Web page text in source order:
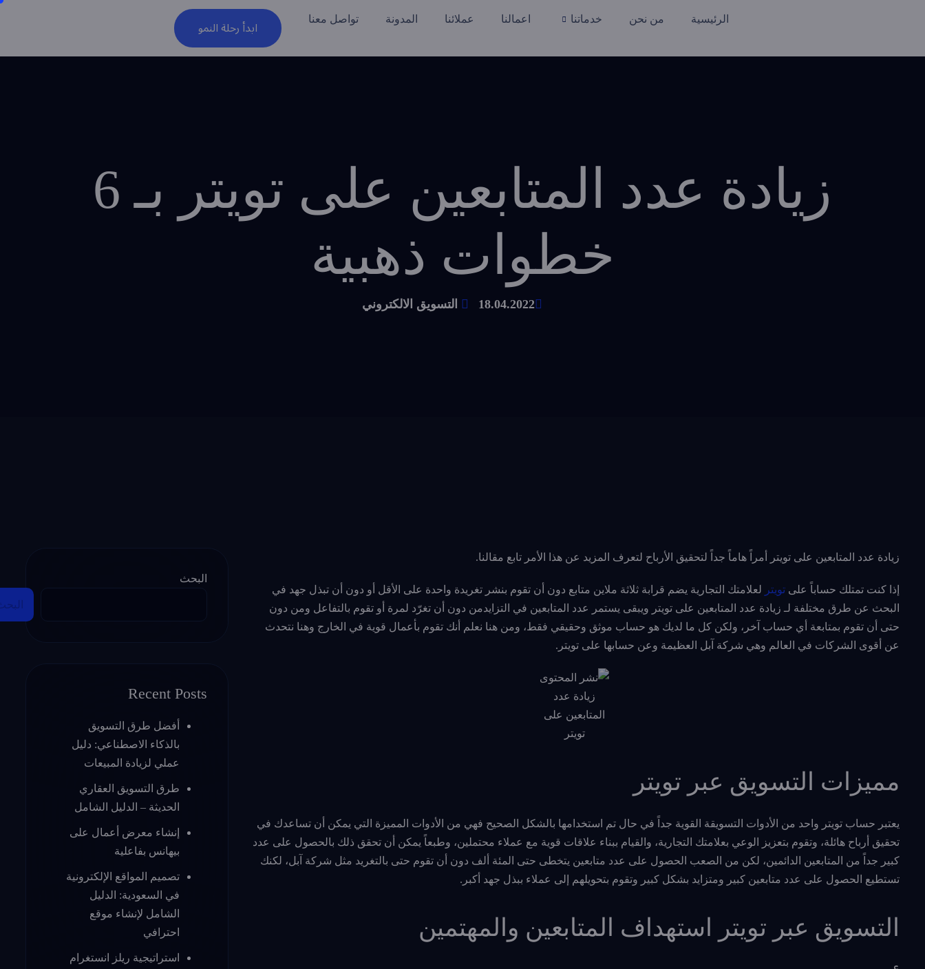
الرئيسية من نحن خدماتنا اعمالنا عملائنا المدونة تواصل معنا ابدأ رحلة النمو
زيادة عدد المتابعين على تويتر بـ 6
خطوات ذهبية
18.04.2022 التسويق الالكتروني
زيادة عدد المتابعين على تويتر أمراً هاماً جداً لتحقيق الأرباح لتعرف المزيد عن هذا الأمر تابع مقالنا.
إذا كنت تمتلك حساباً على تويتر لعلامتك التجارية يضم قرابة ثلاثة ملاين متابع دون أن تقوم بنشر تغريدة واحدة على الأقل أو دون أن تبذل جهد في
البحث عن طرق مختلفة لـ زيادة عدد المتابعين على تويتر ويبقى يستمر عدد المتابعين في التزايدمن دون أن تغرّد لمرة أو تقوم بالتفاعل ومن دون
حتى أن تقوم بمتابعة أي حساب آخر، ولكن كل ما لديك هو حساب موثق وحقيقي فقط، ومن هنا نعلم أنك تقوم بأعمال قوية في الخارج وهنا نتحدث
عن أقوى الشركات في العالم وهي شركة آبل العظيمة وعن حسابها على تويتر.
زيادة عدد
المتابعين على
تويتر
مميزات التسويق عبر تويتر
يعتبر حساب تويتر واحد من الأدوات التسويقة القوية جداً في حال تم استخدامها بالشكل الصحيح فهي من الأدوات المميزة التي يمكن أن تساعدك في
تحقيق أرباح هائلة، وتقوم بتعزيز الوعي بعلامتك التجارية، والقيام ببناء علاقات قوية مع عملاء محتملين، وطبعاً يمكن أن تحقق ذلك بالحصول على عدد
كبير جداً من المتابعين الدائمين، لكن من الصعب الحصول على عدد متابعين يتخطى حتى المئة ألف دون أن تقوم حتى بالتغريد مثل شركة آبل، لكنك
تستطيع الحصول على عدد متابعين كبير ومتزايد بشكل كبير وتقوم بتحويلهم إلى عملاء ببذل جهد أكبر.
التسويق عبر تويتر استهداف المتابعين والمهتمين
البحث
Recent Posts
أفضل طرق التسويق
بالذكاء الاصطناعي: دليل
عملي لزيادة المبيعات
طرق التسويق العقاري
الحديثة – الدليل الشامل
إنشاء معرض أعمال على
بيهانس بفاعلية
تصميم المواقع الإلكترونية
في السعودية: الدليل
الشامل لإنشاء موقع
احترافي
استراتيجية ريلز انستغرام